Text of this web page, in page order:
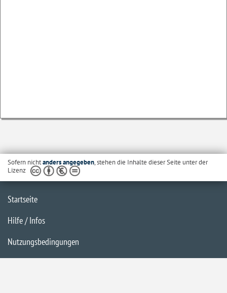
Sofern nichtanders angegeben, stehen die Inhalte dieser Seite unter der
Lizenz
Startseite
Hilfe / Infos
Nutzungsbedingungen